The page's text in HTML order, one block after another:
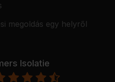
megoldás egy helyről
Isolatie